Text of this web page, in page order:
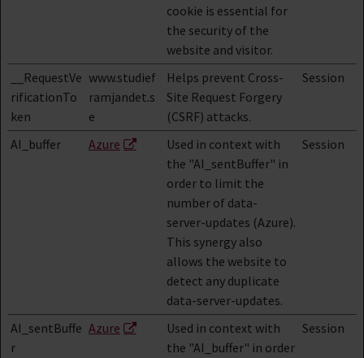
cookie is essential for
the security of the
website and visitor.
__RequestVe
rificationTo
ken
www.studief
ramjandet.s
e
Helps prevent Cross-
Site Request Forgery
(CSRF) attacks.
Session
AI_buffer Azure
Used in context with
the "AI_sentBuffer" in
order to limit the
number of data-
server-updates (Azure).
This synergy also
allows the website to
detect any duplicate
data-server-updates.
Session
AI_sentBuffe
r
Azure
Used in context with
the "AI_buffer" in order
Session